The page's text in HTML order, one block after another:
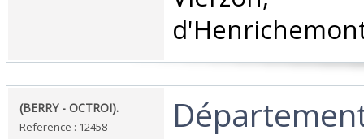
‎(BERRY - OCTROI).‎
Reference : 12458